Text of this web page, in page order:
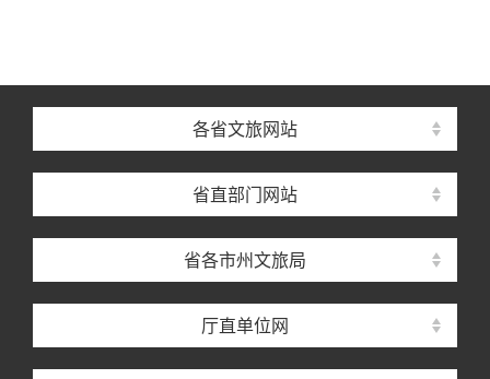
各省文旅网站
省直部门网站
省各市州文旅局
厅直单位网